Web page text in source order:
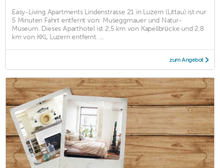
Easy-Living Apartments Lindenstrasse 21 in Luzern (Littau) ist nur
5 Minuten Fahrt entfernt von: Museggmauer und Natur-
Museum. Dieses Aparthotel ist 2,5 km von Kapellbrücke und 2,8
km von KKL Luzern entfernt. ...
zum Angebot